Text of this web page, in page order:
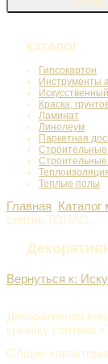
КАТАЛОГ
Гипсокартон
Инструменты
Краска,
Ламинат
Линолеум
Паркетная
Строительные
Теплые полы
Главная Каталог
септик ТОПАС.
Вернуться к:
Декоративная
крышку септика
Общие